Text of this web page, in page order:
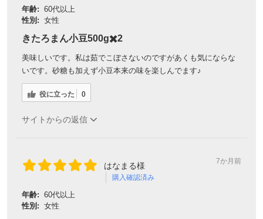
年齢: 60代以上
性別: 女性
きたろまん小豆500g✖️2
美味しいです。私は茹でこぼさないのですがあくも気にならな
いです。砂糖も加えず小豆本来の味を楽しんでます♪
役に立った 0
サイトからの返信
はなまる様
購入確認済み
7か月前
年齢: 60代以上
性別: 女性